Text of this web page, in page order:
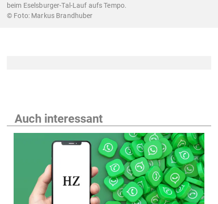
beim Eselsburger-Tal-Lauf aufs Tempo.
Markus Brandhuber
Auch interessant